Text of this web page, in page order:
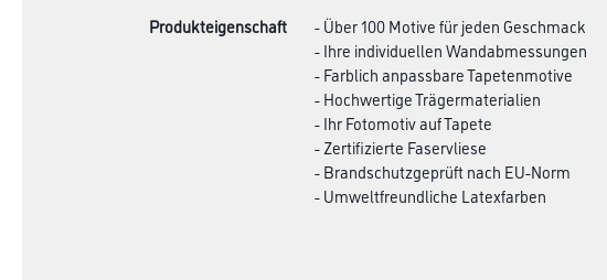
Produkteigenschaft
- Über 100 Motive für jeden Geschmack
- Ihre individuellen Wandabmessungen
- Farblich anpassbare Tapetenmotive
- Hochwertige Trägermaterialien
- Ihr Fotomotiv auf Tapete
- Zertifizierte Faservliese
- Brandschutzgeprüft nach EU-Norm
- Umweltfreundliche Latexfarben